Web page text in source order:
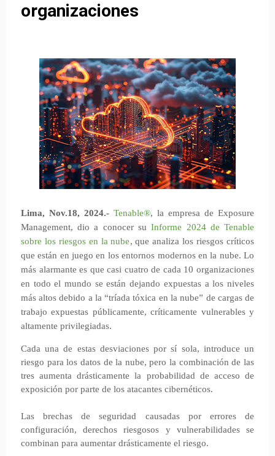
organizaciones
Lima, Nov.18, 2024.- Tenable®, la empresa de Exposure
Management, dio a conocer suInforme 2024 de Tenable
sobre los riesgos en la nube, que analiza los riesgos críticos
que están en juego en los entornos modernos en la nube. Lo
más alarmante es que casi cuatro de cada 10 organizaciones
en todo el mundo se están dejando expuestas a los niveles
más altos debido a la “tríada tóxica en la nube” de cargas de
trabajo expuestas públicamente, críticamente vulnerables y
altamente privilegiadas.
Cada una de estas desviaciones por sí sola, introduce un
riesgo para los datos de la nube, pero la combinación de las
tres aumenta drásticamente la probabilidad de acceso de
exposición por parte de los atacantes cibernéticos.
Las brechas de seguridad causadas por errores de
configuración, derechos riesgosos y vulnerabilidades se
combinan para aumentar drásticamente el riesgo.